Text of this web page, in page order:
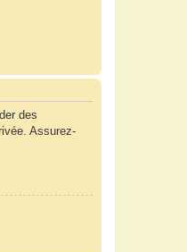
des
Assurez-